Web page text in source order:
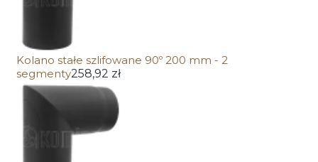
Kolano stałe szlifowane 90º 200 mm - 2
segmenty258,92 zł